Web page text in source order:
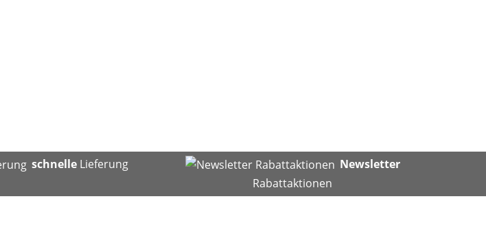
schnelleLieferung
Newsletter
Rabattaktionen